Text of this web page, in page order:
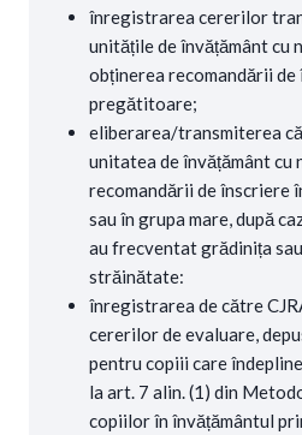
înregistrarea cererilor
unitățile de învățământ cu
obținerea recomandării de
pregătitoare;
eliberarea/transmiterea
unitatea de învățământ cu
recomandării de înscriere
sau în grupa mare, după
au frecventat grădinița
străinătate:
înregistrarea de către
cererilor de evaluare,
pentru copiii care
la art. 7 alin. (1) din
copiilor în învățământul